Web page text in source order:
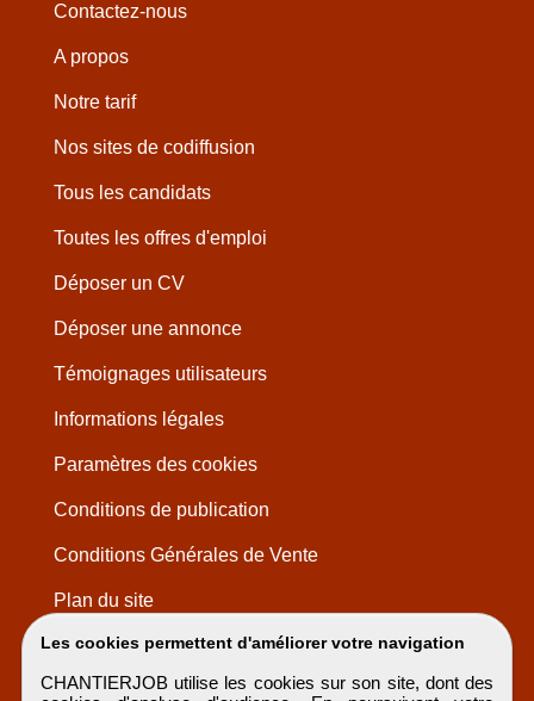
Les cookies permettent d'améliorer votre navigation
CHANTIERJOB utilise les cookies sur son site, dont des
Contactez-nous
A propos
Notre tarif
Nos sites de codiffusion
Tous les candidats
Toutes les offres d'emploi
Déposer un CV
Déposer une annonce
Témoignages utilisateurs
Informations légales
Paramètres des cookies
Conditions de publication
Conditions Générales de Vente
Plan du site